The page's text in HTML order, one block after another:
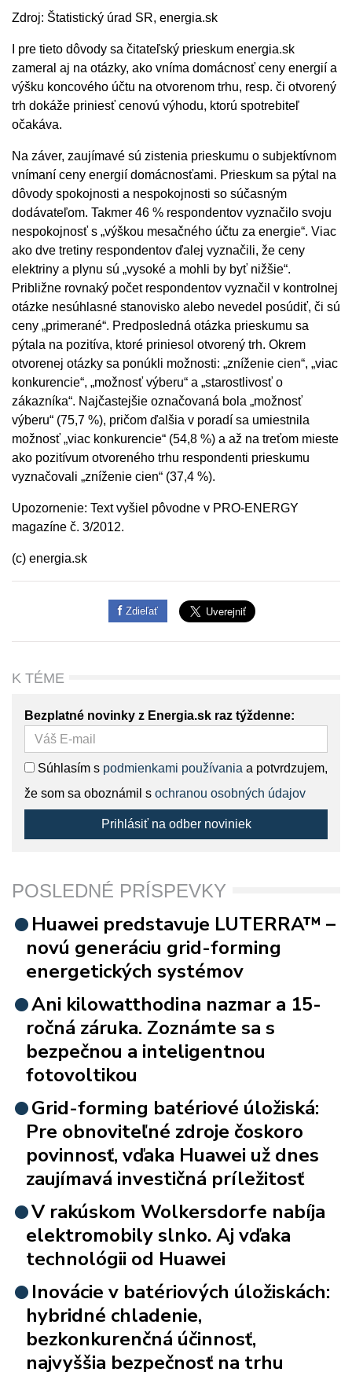
Zdroj: Štatistický úrad SR, energia.sk
I pre tieto dôvody sa čitateľský prieskum energia.sk
zameral aj na otázky, ako vníma domácnosť ceny energií a
výšku koncového účtu na otvorenom trhu, resp. či otvorený
trh dokáže priniesť cenovú výhodu, ktorú spotrebiteľ
očakáva.
Na záver, zaujímavé sú zistenia prieskumu o subjektívnom
vnímaní ceny energií domácnosťami. Prieskum sa pýtal na
dôvody spokojnosti a nespokojnosti so súčasným
dodávateľom. Takmer 46 % respondentov vyznačilo svoju
nespokojnosť s „výškou mesačného účtu za energie“. Viac
ako dve tretiny respondentov ďalej vyznačili, že ceny
elektriny a plynu sú „vysoké a mohli by byť nižšie“.
Približne rovnaký počet respondentov vyznačil v kontrolnej
otázke nesúhlasné stanovisko alebo nevedel posúdiť, či sú
ceny „primerané“. Predposledná otázka prieskumu sa
pýtala na pozitíva, ktoré priniesol otvorený trh. Okrem
otvorenej otázky sa ponúkli možnosti: „zníženie cien“, „viac
konkurencie“, „možnosť výberu“ a „starostlivosť o
zákazníka“. Najčastejšie označovaná bola „možnosť
výberu“ (75,7 %), pričom ďalšia v poradí sa umiestnila
možnosť „viac konkurencie“ (54,8 %) a až na treťom mieste
ako pozitívum otvoreného trhu respondenti prieskumu
vyznačovali „zníženie cien“ (37,4 %).
Upozornenie: Text vyšiel pôvodne v PRO-ENERGY
magazíne č. 3/2012.
(c) energia.sk
Zdieľať
K TÉME
Bezplatné novinky z Energia.sk raz týždenne:
Súhlasím s podmienkami používania a potvrdzujem,
že som sa oboznámil s ochranou osobných údajov
Prihlásiť na odber noviniek
POSLEDNÉ PRÍSPEVKY
Huawei predstavuje LUTERRA™ –
novú generáciu grid-forming
energetických systémov
Ani kilowatthodina nazmar a 15-
ročná záruka. Zoznámte sa s
bezpečnou a inteligentnou
fotovoltikou
Grid-forming batériové úložiská:
Pre obnoviteľné zdroje čoskoro
povinnosť, vďaka Huawei už dnes
zaujímavá investičná príležitosť
V rakúskom Wolkersdorfe nabíja
elektromobily slnko. Aj vďaka
technológii od Huawei
Inovácie v batériových úložiskách:
hybridné chladenie,
bezkonkurenčná účinnosť,
najvyššia bezpečnosť na trhu